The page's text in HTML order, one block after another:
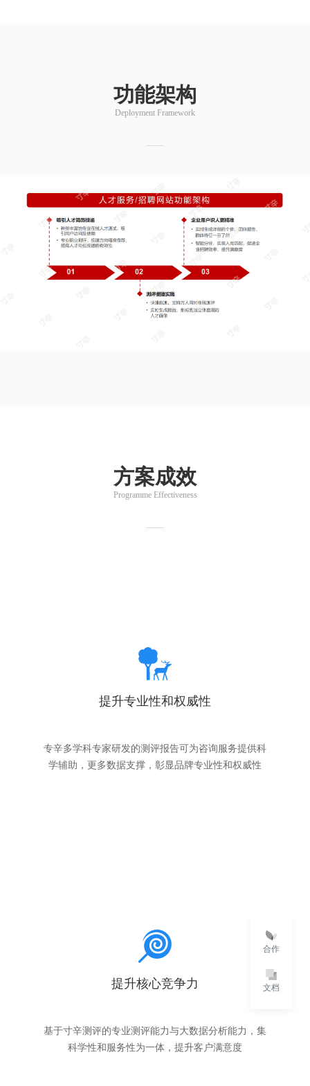
功能架构
Deployment Framework
方案成效
Programme Effectiveness
提升专业性和权威性
专辛多学科专家研发的测评报告可为咨询服务提供科
学辅助，更多数据支撑，彰显品牌专业性和权威性
提升核心竞争力
基于寸辛测评的专业测评能力与大数据分析能力，集
科学性和服务性为一体，提升客户满意度
合作
文档